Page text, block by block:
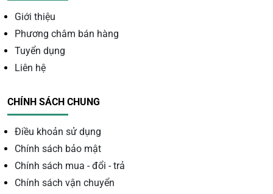
Ý Nghĩa Phong Thủy Của
Thạch Anh Dâu Tây Xanh
Trong phong thủy, thạch anh dâu tây xanh được xem là
Giới thiệu
Phương châm bán hàng
Tuyển dụng
Liên hệ
CHÍNH SÁCH CHUNG
Điều khoản sử dụng
Chính sách bảo mật
Chính sách mua - đổi - trả
Chính sách vận chuyển